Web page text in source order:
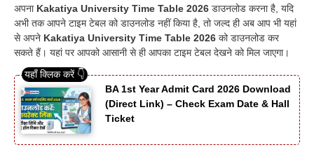
अपना Kakatiya University Time Table 2026 डाउनलोड करना है, यदि
अभी तक आपने टाइम टेबल को डाउनलोड नहीं किया है, तो जल्द ही अब आप भी यहां
से अपने Kakatiya University Time Table 2026 को डाउनलोड कर
सकते हैं। यहां पर आपको आसानी से ही आपका टाइम टेबल देखने को मिल जाएगा।
BA 1st Year Admit Card 2026 Download
(Direct Link) – Check Exam Date & Hall
Ticket